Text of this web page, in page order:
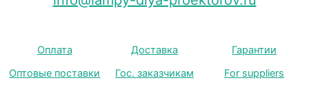
Оплата Доставка
Гарантии
Оптовые поставки
Гос. заказчикам
For suppliers